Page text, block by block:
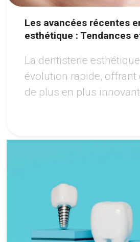
Les avancées récentes
esthétique : Tendances
La dentisterie
évolution rapide,
de plus en plus